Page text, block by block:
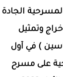
الجادة
وتمثيل
) في آول
على مسرح